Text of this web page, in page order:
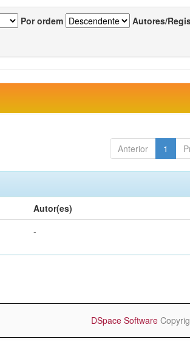
Por ordem Autores/
Anterior 1
Autor(es)
-
DSpace Software